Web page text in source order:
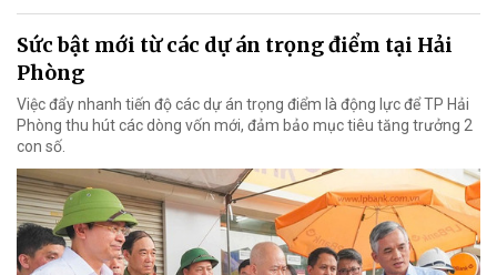
Sức bật mới từ các dự án trọng điểm tại Hải
Phòng
Việc đẩy nhanh tiến độ các dự án trọng điểm là động lực để TP Hải
Phòng thu hút các dòng vốn mới, đảm bảo mục tiêu tăng trưởng 2
con số.